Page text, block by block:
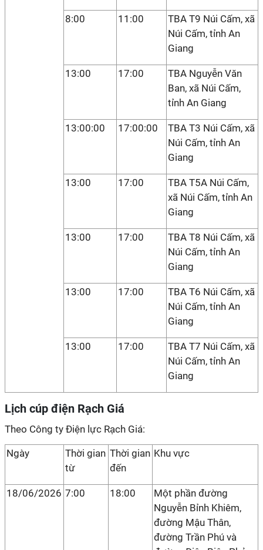
8:00 11:00
TBA T9 Núi Cấm, xã
Núi Cấm, tỉnh An
Giang
13:00 17:00
TBA Nguyễn Văn
Ban, xã Núi Cấm,
tỉnh An Giang
13:00:00 17:00:00
TBA T3 Núi Cấm, xã
Núi Cấm, tỉnh An
Giang
13:00 17:00
TBA T5A Núi Cấm,
xã Núi Cấm, tỉnh An
Giang
13:00 17:00
TBA T8 Núi Cấm, xã
Núi Cấm, tỉnh An
Giang
13:00 17:00
TBA T6 Núi Cấm, xã
Núi Cấm, tỉnh An
Giang
13:00 17:00
TBA T7 Núi Cấm, xã
Núi Cấm, tỉnh An
Giang
Lịch cúp điện Rạch Giá
Theo Công ty Điện lực Rạch Giá:
Ngày
Thời gian
từ
Thời gian
đến
Khu vực
18/06/2026 7:00 18:00
Một phần đường
Nguyễn Bỉnh Khiêm,
đường Mậu Thân,
đường Trần Phú và